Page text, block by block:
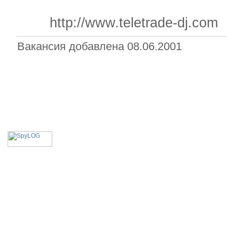
http://www.teletrade-dj.com
Вакансия добавлена 08.06.2001